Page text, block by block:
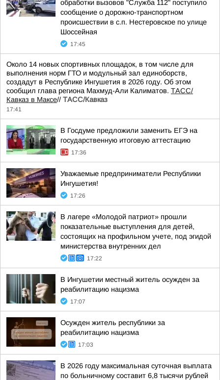
обработки вызовов "Служба 112" поступило
сообщение о дорожно-транспортном
происшествии в с.п. Нестеровское по улице
Шоссейная
17:45
Около 14 новых спортивных площадок, в том числе для
выполнения норм ГТО и модульный зал единоборств,
создадут в Республике Ингушетия в 2026 году. Об этом
сообщил глава региона Махмуд-Али Калиматов. ТАСС/
Кавказ в Максе// ТАСС/Кавказ
17:41
В Госдуме предложили заменить ЕГЭ на
государственную итоговую аттестацию
17:36
Уважаемые предприниматели Республики
Ингушетия!
17:26
В лагере «Молодой патриот» прошли
показательные выступления для детей,
состоящих на профильном учете, под эгидой
министерства внутренних дел
17:22
В Ингушетии местный житель осужден за
реабилитацию нацизма
17:07
Осужден житель республики за
реабилитацию нацизма
17:03
В 2026 году максимальная суточная выплата
по больничному составит 6,8 тысячи рублей